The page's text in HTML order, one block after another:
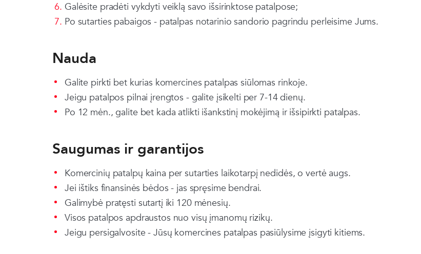
Galėsite pradėti vykdyti veiklą savo išsirinktose patalpose;
Po sutarties pabaigos - patalpas notarinio sandorio pagrindu perleisime Jums.
Nauda
Galite pirkti bet kurias komercines patalpas siūlomas rinkoje.
Jeigu patalpos pilnai įrengtos - galite įsikelti per 7-14 dienų.
Po 12 mėn., galite bet kada atlikti išankstinį mokėjimą ir išsipirkti patalpas.
Saugumas ir garantijos
Komercinių patalpų kaina per sutarties laikotarpį nedidės, o vertė augs.
Jei ištiks finansinės bėdos - jas spręsime bendrai.
Galimybė pratęsti sutartį iki 120 mėnesių.
Visos patalpos apdraustos nuo visų įmanomų rizikų.
Jeigu persigalvosite - Jūsų komercines patalpas pasiūlysime įsigyti kitiems.